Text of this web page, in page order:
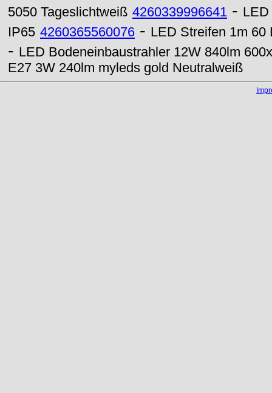
5050 Tageslichtweiß 4260339996641 -
IP65 4260365560076 - LED Streifen 1m 60
- LED Bodeneinbaustrahler 12W 840lm
E27 3W 240lm myleds gold Neutralweiß